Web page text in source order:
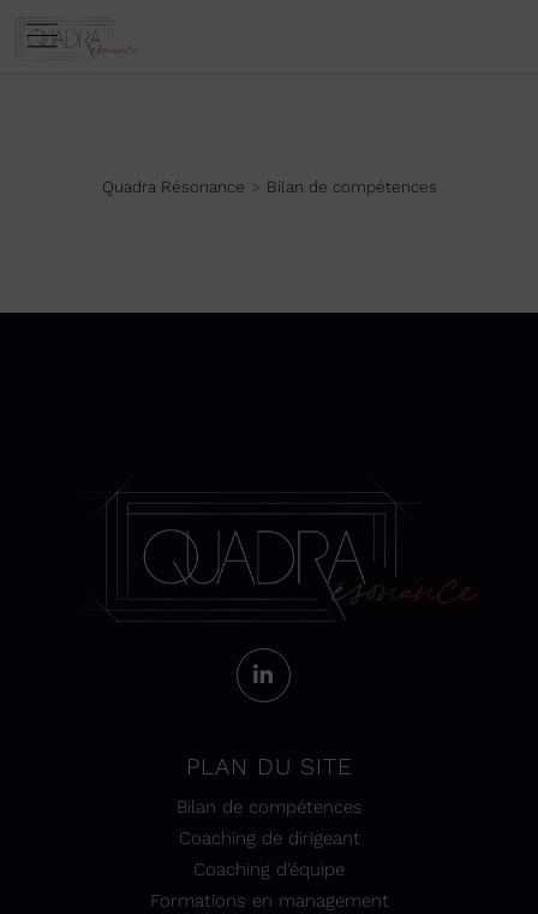
Quadra Résonance Bilan de compétences
PLAN DU SITE
Bilan de compétences
Coaching de dirigeant
Coaching d’équipe
Formations en management